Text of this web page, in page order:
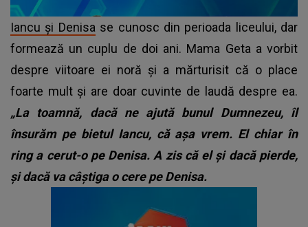
Iancu și Denisa se cunosc din perioada liceului, dar
formează un cuplu de doi ani. Mama Geta a vorbit
despre viitoare ei noră și a mărturisit că o place
foarte mult și are doar cuvinte de laudă despre ea.
„La toamnă, dacă ne ajută bunul Dumnezeu, îl
însurăm pe bietul Iancu, că așa vrem. El chiar în
ring a cerut-o pe Denisa. A zis că el și dacă pierde,
și dacă va câștiga o cere pe Denisa.